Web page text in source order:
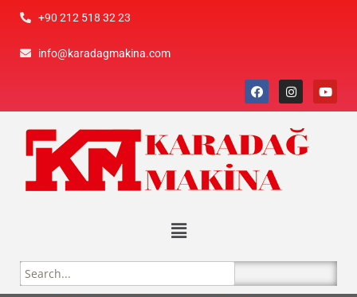
+90 212 518 32 23
info@karadagmakina.com